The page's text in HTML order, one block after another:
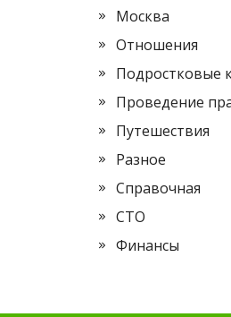
Москва
Отношения
Подростковые
Проведение
Путешествия
Разное
Справочная
СТО
Финансы